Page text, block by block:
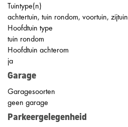
Tuintype(n)
achtertuin, tuin rondom, voortuin, zijtuin
Hoofdtuin type
tuin rondom
Hoofdtuin achterom
ja
Garage
Garagesoorten
geen garage
Parkeergelegenheid